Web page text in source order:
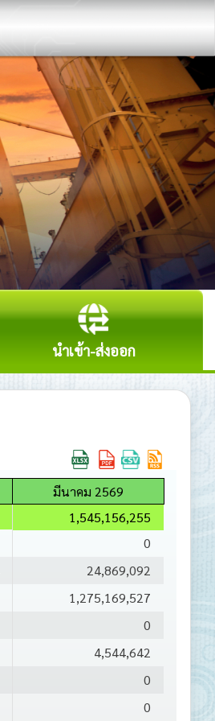
นำเข้า-ส่งออก
มีนาคม 2569
1,545,156,255
0
24,869,092
1,275,169,527
0
4,544,642
0
0